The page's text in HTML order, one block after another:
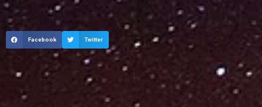
Facebook Twitter